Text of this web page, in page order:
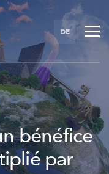
DE
bénéfice
par